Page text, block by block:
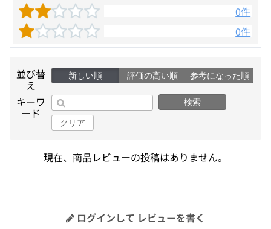
0件
0件
並び替
え
新しい順 評価の高い順 参考になった順
キーワ
ード
検索
クリア
現在、商品レビューの投稿はありません。
ログインして レビューを書く